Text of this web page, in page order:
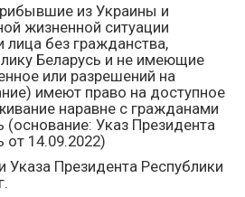
из Украины и
жизненной ситуации
без гражданства,
Беларусь и не имеющие
или разрешений на
имеют право на доступное
наравне с гражданами
(основание: Указ Президента
от 14.09.2022)
Президента Республики